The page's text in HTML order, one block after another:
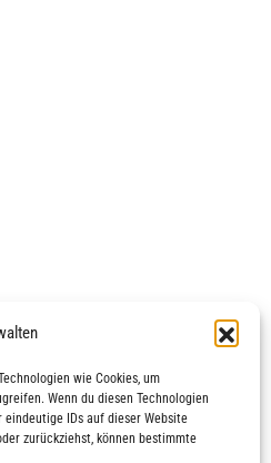
wie Cookies, um
Wenn du diesen Technologien
IDs auf dieser Website
zurückziehst, können bestimmte